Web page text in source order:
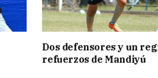
Dos defensores y un
refuerzos de Mandiyú